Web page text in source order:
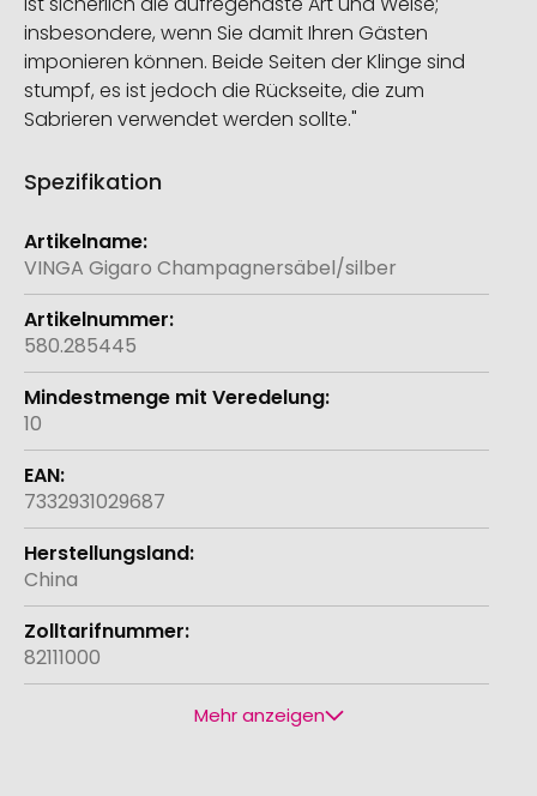
insbesondere, wenn Sie damit Ihren Gästen
imponieren können. Beide Seiten der Klinge sind
stumpf, es ist jedoch die Rückseite, die zum
Sabrieren verwendet werden sollte."
Spezifikation
Weitere
Informationen
VINGA Gigaro Champagnersäbel/silber
580.285445
10
7332931029687
China
82111000
Mehr anzeigen